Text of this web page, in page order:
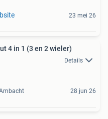
23 mei 26
4 in 1 (3 en 2 wieler)
Details
28 jun 26